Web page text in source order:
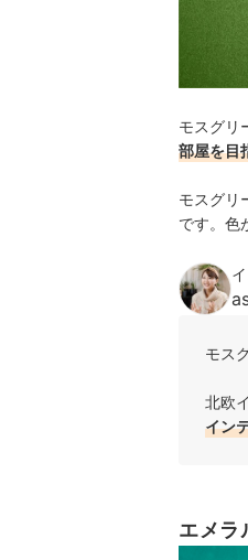
モスグリ
部屋を目
モスグリ
です。色
モス
北欧
イン
エメラ